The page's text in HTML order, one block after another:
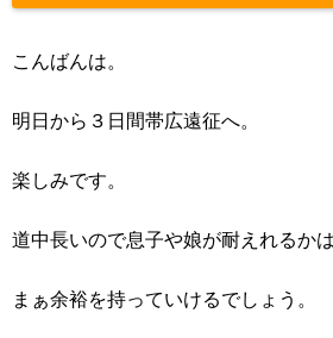
こんばんは。
明日から３日間帯広遠征へ。
楽しみです。
道中長いので息子や娘が耐えれるか
まぁ余裕を持っていけるでしょう。